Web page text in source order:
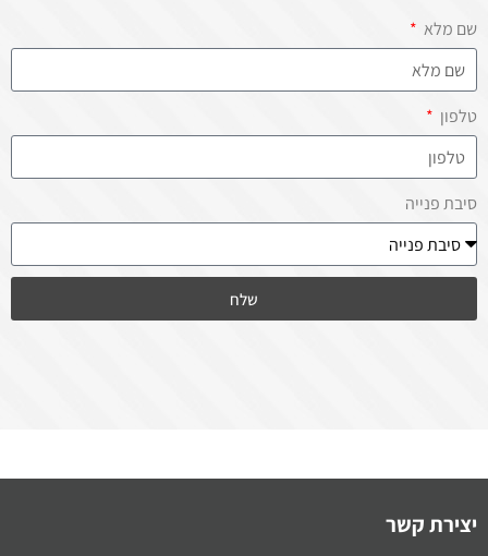
שם מלא
טלפון
סיבת פנייה
שלח
יצירת קשר